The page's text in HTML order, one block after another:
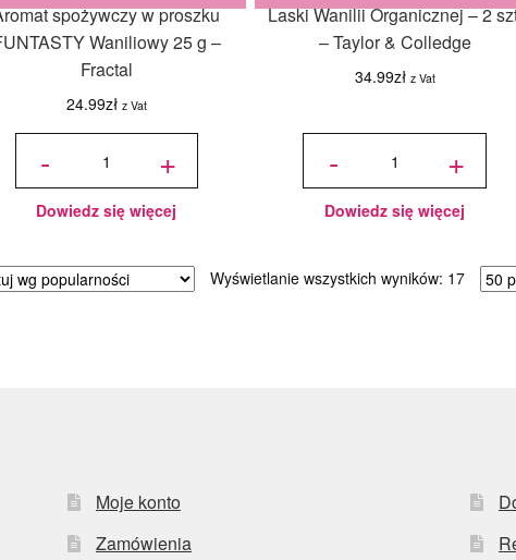
spożywczy w proszku
Waniliowy 25 g –
Fractal
24.99zł z Vat
-
ilość
w proszku
FUNTASTY
25 g -
Fractal
+
Dowiedz się więcej
Laski Wanilii Organicznej – 2
– Taylor & Colledge
34.99zł z Vat
-
ilość Laski
- 2 szt. -
Taylor & +
Dowiedz się więcej
Wyświetlanie wszystkich wyników: 17
Moje konto
Zamówienia